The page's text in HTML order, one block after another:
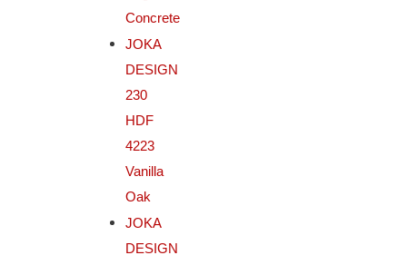
Concrete
JOKA
DESIGN
230
HDF
4223
Vanilla
Oak
JOKA
DESIGN